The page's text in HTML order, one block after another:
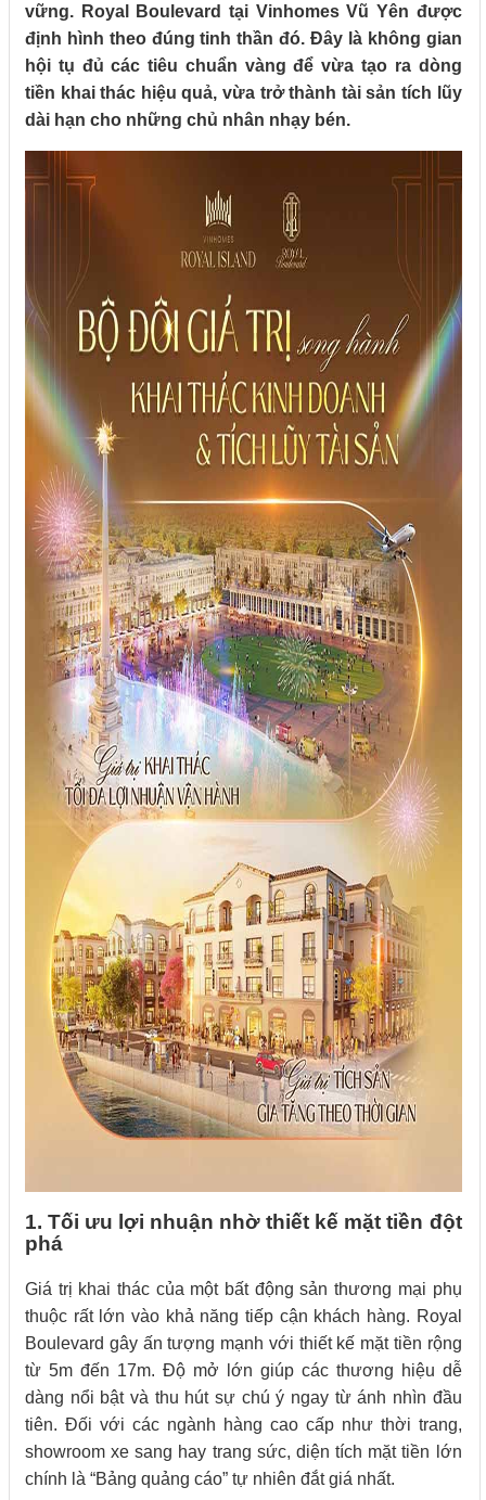
vững. Royal Boulevard tại Vinhomes Vũ Yên được
định hình theo đúng tinh thần đó. Đây là không gian
hội tụ đủ các tiêu chuẩn vàng để vừa tạo ra dòng
tiền khai thác hiệu quả, vừa trở thành tài sản tích lũy
dài hạn cho những chủ nhân nhạy bén.
1. Tối ưu lợi nhuận nhờ thiết kế mặt tiền đột
phá
Giá trị khai thác của một bất động sản thương mại phụ
thuộc rất lớn vào khả năng tiếp cận khách hàng. Royal
Boulevard gây ấn tượng mạnh với thiết kế mặt tiền rộng
từ 5m đến 17m. Độ mở lớn giúp các thương hiệu dễ
dàng nổi bật và thu hút sự chú ý ngay từ ánh nhìn đầu
tiên. Đối với các ngành hàng cao cấp như thời trang,
showroom xe sang hay trang sức, diện tích mặt tiền lớn
chính là “Bảng quảng cáo” tự nhiên đắt giá nhất.